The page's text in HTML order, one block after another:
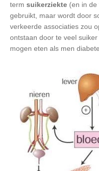
term suikerziekte (en in de
gebruikt, maar wordt door
verkeerde associaties zou
ontstaan door te veel
mogen eten als men